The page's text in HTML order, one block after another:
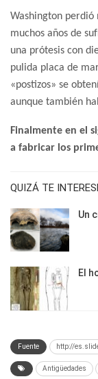
Washington perdió
muchos años de
una prótesis con
pulida placa de
«postizos» se
aunque también
Finalmente en el
a fabricar los
QUIZÁ TE
Un
El
Fuente http://
Antigüedades